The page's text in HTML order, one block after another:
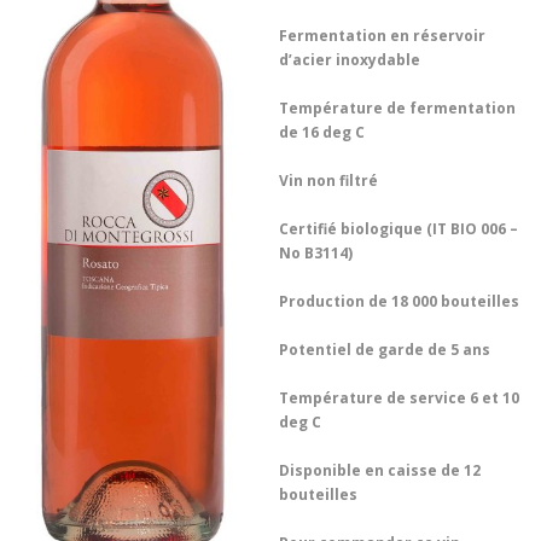
Fermentation en réservoir
d’acier inoxydable
Température de fermentation
de 16 deg C
Vin non filtré
Certifié biologique (IT BIO 006 –
No B3114)
Production de 18 000 bouteilles
Potentiel de garde de 5 ans
Température de service 6 et 10
deg C
Disponible en caisse de 12
bouteilles